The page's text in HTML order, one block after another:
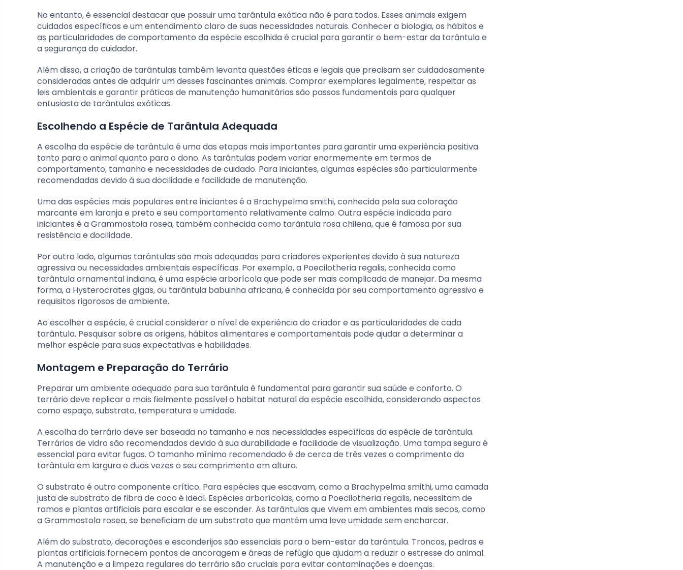
No entanto, é essencial destacar que possuir uma tarântula exótica não é para todos. Esses animais exigem
cuidados específicos e um entendimento claro de suas necessidades naturais. Conhecer a biologia, os hábitos e
as particularidades de comportamento da espécie escolhida é crucial para garantir o bem-estar da tarântula e
a segurança do cuidador.
Além disso, a criação de tarântulas também levanta questões éticas e legais que precisam ser cuidadosamente
consideradas antes de adquirir um desses fascinantes animais. Comprar exemplares legalmente, respeitar as
leis ambientais e garantir práticas de manutenção humanitárias são passos fundamentais para qualquer
entusiasta de tarântulas exóticas.
Escolhendo a Espécie de Tarântula Adequada
A escolha da espécie de tarântula é uma das etapas mais importantes para garantir uma experiência positiva
tanto para o animal quanto para o dono. As tarântulas podem variar enormemente em termos de
comportamento, tamanho e necessidades de cuidado. Para iniciantes, algumas espécies são particularmente
recomendadas devido à sua docilidade e facilidade de manutenção.
Uma das espécies mais populares entre iniciantes é a Brachypelma smithi, conhecida pela sua coloração
marcante em laranja e preto e seu comportamento relativamente calmo. Outra espécie indicada para
iniciantes é a Grammostola rosea, também conhecida como tarântula rosa chilena, que é famosa por sua
resistência e docilidade.
Por outro lado, algumas tarântulas são mais adequadas para criadores experientes devido à sua natureza
agressiva ou necessidades ambientais específicas. Por exemplo, a Poecilotheria regalis, conhecida como
tarântula ornamental indiana, é uma espécie arborícola que pode ser mais complicada de manejar. Da mesma
forma, a Hysterocrates gigas, ou tarântula babuinha africana, é conhecida por seu comportamento agressivo e
requisitos rigorosos de ambiente.
Ao escolher a espécie, é crucial considerar o nível de experiência do criador e as particularidades de cada
tarântula. Pesquisar sobre as origens, hábitos alimentares e comportamentais pode ajudar a determinar a
melhor espécie para suas expectativas e habilidades.
Montagem e Preparação do Terrário
Preparar um ambiente adequado para sua tarântula é fundamental para garantir sua saúde e conforto. O
terrário deve replicar o mais fielmente possível o habitat natural da espécie escolhida, considerando aspectos
como espaço, substrato, temperatura e umidade.
A escolha do terrário deve ser baseada no tamanho e nas necessidades específicas da espécie de tarântula.
Terrários de vidro são recomendados devido à sua durabilidade e facilidade de visualização. Uma tampa segura é
essencial para evitar fugas. O tamanho mínimo recomendado é de cerca de três vezes o comprimento da
tarântula em largura e duas vezes o seu comprimento em altura.
O substrato é outro componente crítico. Para espécies que escavam, como a Brachypelma smithi, uma camada
justa de substrato de fibra de coco é ideal. Espécies arborícolas, como a Poecilotheria regalis, necessitam de
ramos e plantas artificiais para escalar e se esconder. As tarântulas que vivem em ambientes mais secos, como
a Grammostola rosea, se beneficiam de um substrato que mantém uma leve umidade sem encharcar.
Além do substrato, decorações e esconderijos são essenciais para o bem-estar da tarântula. Troncos, pedras e
plantas artificiais fornecem pontos de ancoragem e áreas de refúgio que ajudam a reduzir o estresse do animal.
A manutenção e a limpeza regulares do terrário são cruciais para evitar contaminações e doenças.